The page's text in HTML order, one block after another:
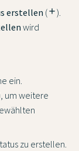
erstellen (add).
wird
ein.
um weitere
zu erstellen.